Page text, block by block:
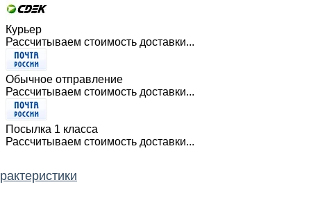
Курьер
Рассчитываем стоимость доставки...
Обычное отправление
Рассчитываем стоимость доставки...
Посылка 1 класса
Рассчитываем стоимость доставки...